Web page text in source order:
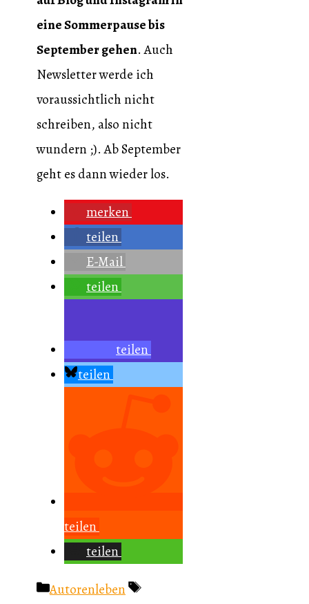
eine Sommerpause bis
September gehen. Auch
Newsletter werde ich
voraussichtlich nicht
schreiben, also nicht
wundern ;). Ab September
geht es dann wieder los.
merken
teilen
E-Mail
teilen
teilen
teilen
teilen
teilen
Kategorien
Autorenleben
Schlagwörter